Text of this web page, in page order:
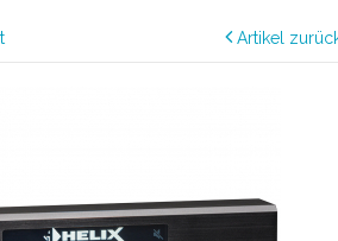
Artikel